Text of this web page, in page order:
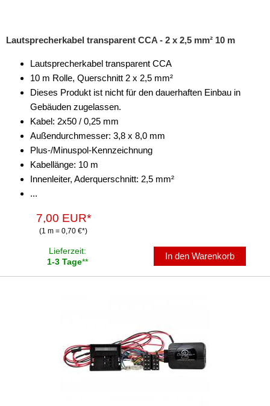
Lautsprecherkabel transparent CCA - 2 x 2,5 mm² 10 m
Lautsprecherkabel transparent CCA
10 m Rolle, Querschnitt 2 x 2,5 mm²
Dieses Produkt ist nicht für den dauerhaften Einbau in
Gebäuden zugelassen.
Kabel: 2x50 / 0,25 mm
Außendurchmesser: 3,8 x 8,0 mm
Plus-/Minuspol-Kennzeichnung
Kabellänge: 10 m
Innenleiter, Aderquerschnitt: 2,5 mm²
...
7,00 EUR*
(1 m = 0,70 €*)
Lieferzeit:
1-3 Tage**
In den Warenkorb